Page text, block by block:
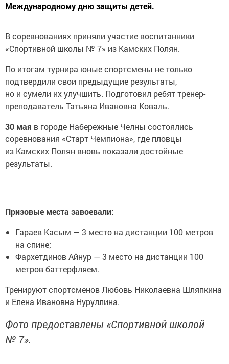
Международному дню защиты детей.
В соревнованиях приняли участие воспитанники
«Спортивной школы № 7» из Камских Полян.
По итогам турнира юные спортсмены не только
подтвердили свои предыдущие результаты,
но и сумели их улучшить. Подготовил ребят тренер-
преподаватель Татьяна Ивановна Коваль.
30 мая в городе Набережные Челны состоялись
соревнования «Старт Чемпиона», где пловцы
из Камских Полян вновь показали достойные
результаты.
Призовые места завоевали:
Гараев Касым — 3 место на дистанции 100 метров
на спине;
Фархетдинов Айнур — 3 место на дистанции 100
метров баттерфляем.
Тренируют спортсменов Любовь Николаевна Шляпкина
и Елена Ивановна Нуруллина.
Фото предоставлены «Спортивной школой
№ 7».